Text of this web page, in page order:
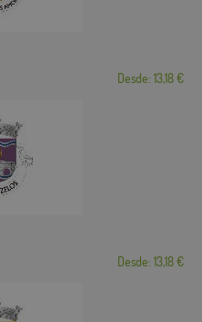
Desde: 13,18 €
Desde: 13,18 €